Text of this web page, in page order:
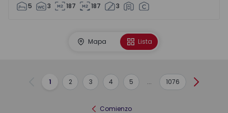
5 3 187 187 3
Mapa Lista
Anterior
1 2 3 4 5 ... 1076
Comienzo